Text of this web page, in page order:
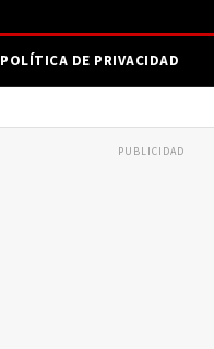
POLÍTICA DE PRIVACIDAD
PUBLICIDAD